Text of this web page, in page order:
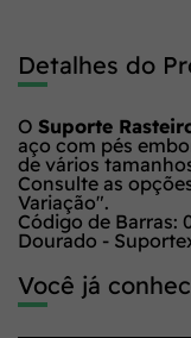
Detalhes do
O Suporte
aço com pés
de vários
Consulte as
Variação".
Código de Barras:
Dourado -
Você já